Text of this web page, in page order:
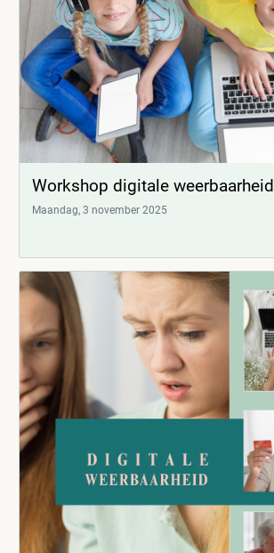
Workshop digitale weerbaarheid
Maandag, 3 november 2025